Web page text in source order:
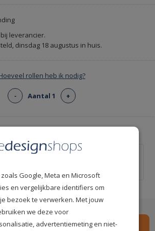
leverancier.
dinsdag 18 augustus in huis.
rollen heb ik nodig?
- Aantal 1 +
snijlijnen!
Behang afsnijliniaal 55cm
Google, Meta en Microsoft
en vergelijkbare identifiers om
bezoek te verwerken. Met jouw
we deze voor
advertentiemeting en niet-